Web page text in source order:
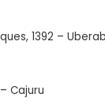
1392 –
Cajuru